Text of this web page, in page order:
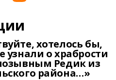
хотелось бы,
узнали о храбрости
Редик из
района…»